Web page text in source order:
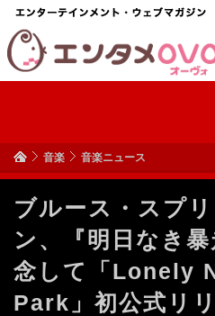
音楽 音楽ニュース
ブルース・スプ
ン、『明日なき
念して「Lonely
Park」初公式リ